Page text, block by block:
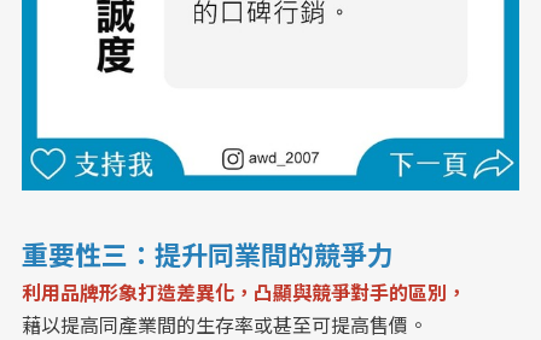
重要性三：提升同業間的競爭力
利用品牌形象打造差異化，凸顯與競爭對手的區別，
藉以提高同產業間的生存率或甚至可提高售價。